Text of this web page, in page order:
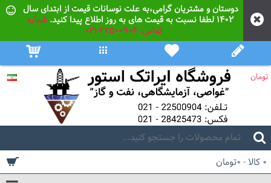
دوستان و مشتریان گرامی،به علت نوسانات قیمت از ابتدای سال
۱۴۰۲ لطفا نسبت به قیمت های به روز اطلاع پیدا کنید. شماره
تماس: 22500904-021
تومان
0 کالا - 0تومان